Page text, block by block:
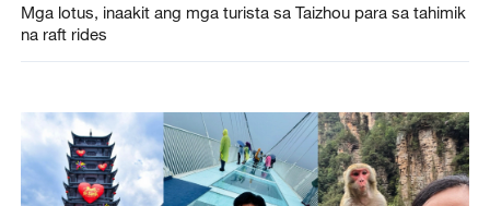
Mga lotus, inaakit ang mga turista sa Taizhou para sa tahimik
na raft rides